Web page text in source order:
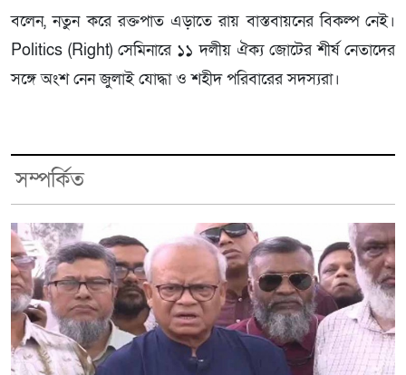
বলেন, নতুন করে রক্তপাত এড়াতে রায় বাস্তবায়নের বিকল্প নেই।
Politics (Right) সেমিনারে ১১ দলীয় ঐক্য জোটের শীর্ষ নেতাদের
সঙ্গে অংশ নেন জুলাই যোদ্ধা ও শহীদ পরিবারের সদস্যরা।
সম্পর্কিত